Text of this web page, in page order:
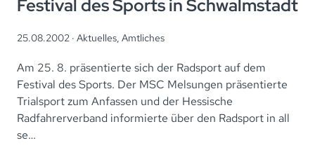
Festival des Sports in Schwalmstadt
25.08.2002 · Aktuelles, Amtliches
Am 25. 8. präsentierte sich der Radsport auf dem
Festival des Sports. Der MSC Melsungen präsentierte
Trialsport zum Anfassen und der Hessische
Radfahrerverband informierte über den Radsport in all
se…